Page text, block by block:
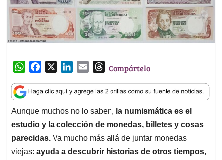
W
a
t
s
A
p
p
c
e
b
o
o
k
n
k
e
d
I
n
a
i
l
T
r
e
a
d
s
Compártelo
Aunque muchos no lo saben, la numismática es el
estudio y la colección de monedas, billetes y cosas
parecidas. Va mucho más allá de juntar monedas
viejas: ayuda a descubrir historias de otros tiempos,